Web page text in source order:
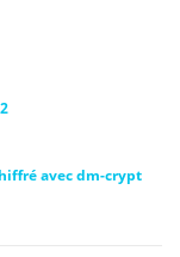
avec dm-crypt